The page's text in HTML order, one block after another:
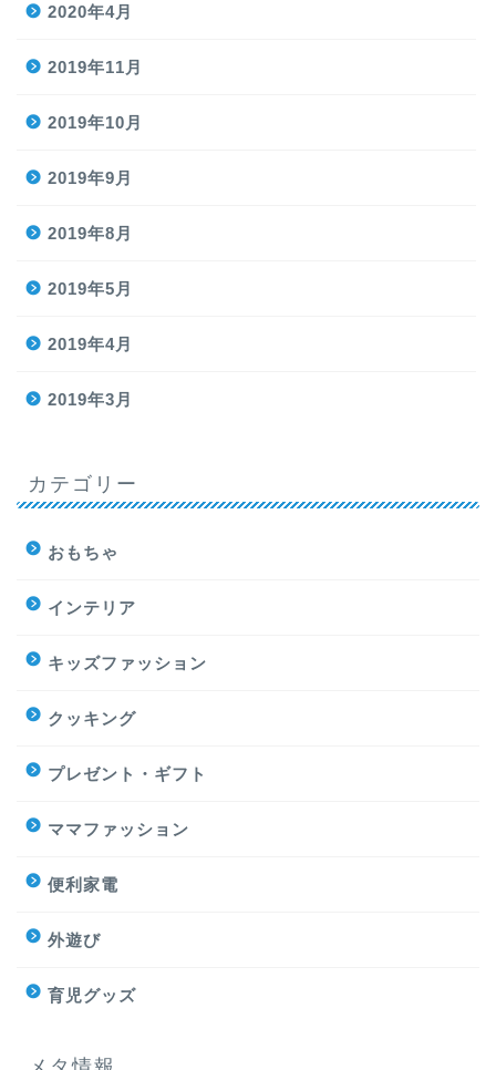
2020年4月
2019年11月
2019年10月
2019年9月
2019年8月
2019年5月
2019年4月
2019年3月
カテゴリー
おもちゃ
インテリア
キッズファッション
クッキング
プレゼント・ギフト
ママファッション
便利家電
外遊び
育児グッズ